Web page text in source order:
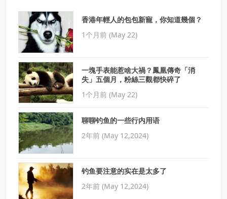
香港年輕人的包包新寵，你知道幾個？
1个月前 (May 22)
一塊手表能惹啥大禍？鳳凰傳奇「消
失」五個月，粉絲三觀都快碎了
1个月前 (May 22)
聊聊钓鱼的一些行内用语
2年前 (May 12,2024)
钓鱼要注意的实在是太多了
2年前 (May 12,2024)